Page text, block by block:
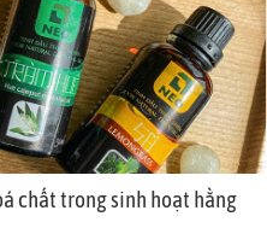
chất trong sinh hoạt hằng